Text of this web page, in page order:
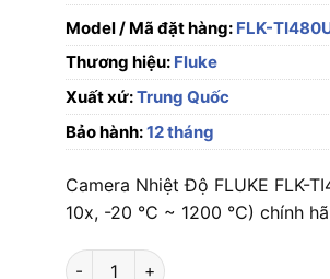
Model / Mã đặt hàng: FLK-
Thương hiệu: Fluke
Xuất xứ:Trung Quốc
Bảo hành:12 tháng
Camera Nhiệt Độ FLUKE FLK-
10x, -20 °C ~ 1200 °C) chính
Camera Nhiệt Độ FLUKE FLK-